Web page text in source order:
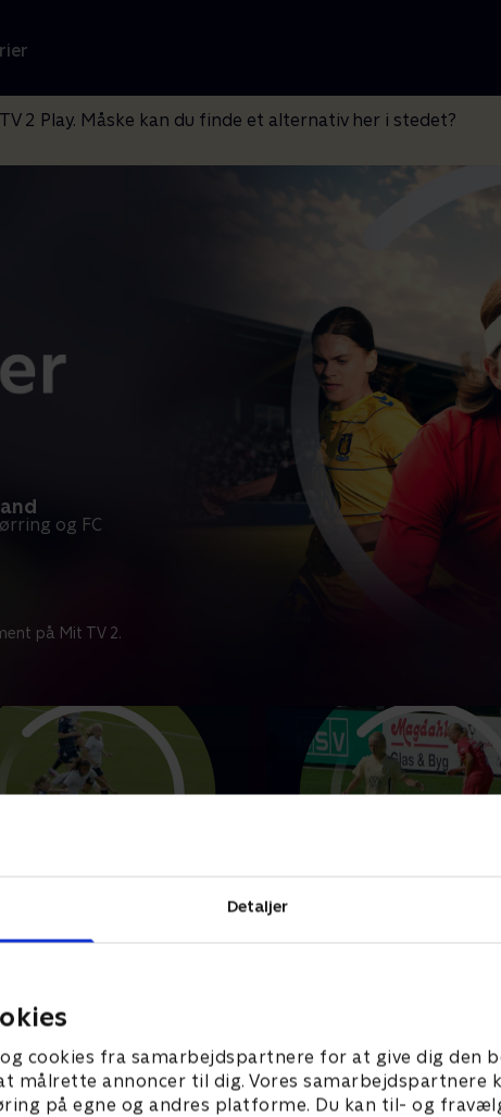
Detaljer
cookies fra samarbejdspartnere for at give dig den
målrette annoncer til dig. Vores samarbejdspartnere
på egne og andres platforme. Du kan til- og
2 Play. Måske kan du finde et alternativ her i stedet?
og FC
på Mit TV 2.
IF
fra kampen mellem
Brøndby IF-FC